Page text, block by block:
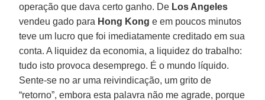
operação que dava certo ganho. De Los Angeles
vendeu gado para Hong Kong e em poucos minutos
teve um lucro que foi imediatamente creditado em sua
conta. A liquidez da economia, a liquidez do trabalho:
tudo isto provoca desemprego. É o mundo líquido.
Sente-se no ar uma reivindicação, um grito de
“retorno”, embora esta palavra não me agrade, porque